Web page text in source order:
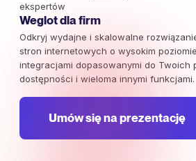
ekspertów
Weglot dla firm
Odkryj wydajne i skalowalne
stron internetowych o wysokim
integracjami dopasowanymi do Twoich
dostępności i wieloma innymi funkcjami.
Umów się na prezentację